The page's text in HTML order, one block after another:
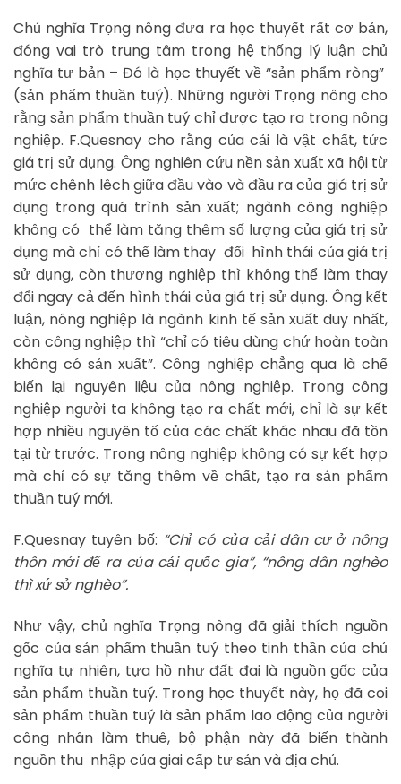
Chủ nghĩa Trọng nông đưa ra học thuyết rất cơ bản,
đóng vai trò trung tâm trong hệ thống lý luận chủ
nghĩa tư bản – Đó là học thuyết về “sản phẩm ròng”
(sản phẩm thuần tuý). Những người Trọng nông cho
rằng sản phẩm thuần tuý chỉ được tạo ra trong nông
nghiệp. F.Quesnay cho rằng của cải là vật chất, tức
giá trị sử dụng. Ông nghiên cứu nền sản xuất xã hội từ
mức chênh lêch giữa đầu vào và đầu ra của giá trị sử
dụng trong quá trình sản xuất; ngành công nghiệp
không có thể làm tăng thêm số lượng của giá trị sử
dụng mà chỉ có thể làm thay đổi hình thái của giá trị
sử dụng, còn thương nghiệp thì không thể làm thay
đổi ngay cả đến hình thái của giá trị sử dụng. Ông kết
luận, nông nghiệp là ngành kinh tế sản xuất duy nhất,
còn công nghiệp thì “chỉ có tiêu dùng chứ hoàn toàn
không có sản xuất”. Công nghiệp chẳng qua là chế
biến lại nguyên liệu của nông nghiệp. Trong công
nghiệp người ta không tạo ra chất mới, chỉ là sự kết
hợp nhiều nguyên tố của các chất khác nhau đã tồn
tại từ trước. Trong nông nghiệp không có sự kết hợp
mà chỉ có sự tăng thêm về chất, tạo ra sản phẩm
thuần tuý mới.
F.Quesnay tuyên bố: “Chỉ có của cải dân cư ở nông
thôn mới để ra của cải quốc gia”, “nông dân nghèo
thì xứ sở nghèo”.
Như vậy, chủ nghĩa Trọng nông đã giải thích nguồn
gốc của sản phẩm thuần tuý theo tinh thần của chủ
nghĩa tự nhiên, tựa hồ như đất đai là nguồn gốc của
sản phẩm thuần tuý. Trong học thuyết này, họ đã coi
sản phẩm thuần tuý là sản phẩm lao động của người
công nhân làm thuê, bộ phận này đã biến thành
nguồn thu nhập của giai cấp tư sản và địa chủ.